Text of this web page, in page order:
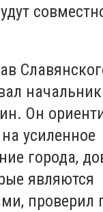
Он
усиленное
города,
являются
проверил